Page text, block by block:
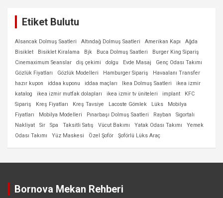
Etiket Bulutu
Alsancak Dolmuş Saatleri Altındağ Dolmuş Saatleri Amerikan Kapı
Ağda
Bisiklet
Bisiklet Kiralama Bjk Buca Dolmuş Saatleri
Burger King Sipariş
Cinemaximum Seanslar
diş çekimi dolgu Evde Masaj
Genç Odası Takımı
Gözlük Fiyatları
Gözlük Modelleri Hamburger Sipariş
Havaalanı Transfer
hazır kupon
iddaa kuponu iddaa maçları Ikea Dolmuş Saatleri
ikea izmir
katalog
ikea izmir mutfak dolapları ikea izmir tv üniteleri implant
KFC
Sipariş
Kreş Fiyatları Kreş Tavsiye Lacoste Gömlek Lüks
Mobilya
Fiyatları
Mobilya Modelleri Pınarbaşı Dolmuş Saatleri Rayban
Sigortalı
Nakliyat
Sir Spa Taksitli Satış Vücut Bakımı Yatak Odası Takımı
Yemek
Odası Takımı
Yüz Maskesi Özel Şoför Şoförlü Lüks Araç
Bornova Mekan Rehberi